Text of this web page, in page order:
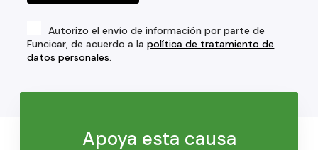
Autorizo el envío de información por parte de
Funcicar, de acuerdo a lapolítica de tratamiento de
datos personales.
Apoya esta causa